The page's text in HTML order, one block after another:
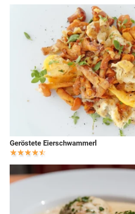
Geröstete Eierschwammerl